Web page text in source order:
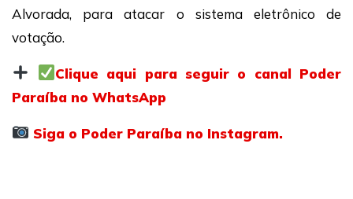
Alvorada, para atacar o sistema eletrônico de
votação.
Clique aqui para seguir o canal Poder
Paraíba no WhatsApp
Siga o Poder Paraíba no Instagram.